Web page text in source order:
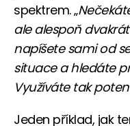
spektrem. „
ale alespoň
napíšete sami od
situace a hledáte
Využíváte tak
Jeden příklad, jak